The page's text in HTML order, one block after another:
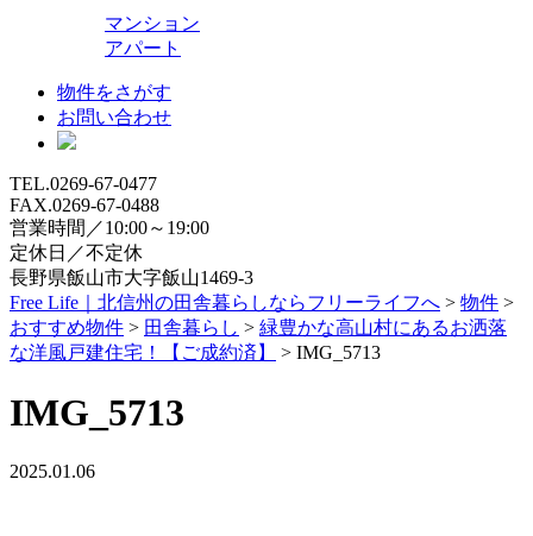
マンション
アパート
物件をさがす
お問い合わせ
TEL.0269-67-0477
FAX.0269-67-0488
営業時間／10:00～19:00
定休日／不定休
長野県飯山市大字飯山1469-3
Free Life｜北信州の田舎暮らしならフリーライフへ > 物件 >
おすすめ物件 > 田舎暮らし > 緑豊かな高山村にあるお洒落
な洋風戸建住宅！【ご成約済】
> IMG_5713
IMG_5713
2025.01.06